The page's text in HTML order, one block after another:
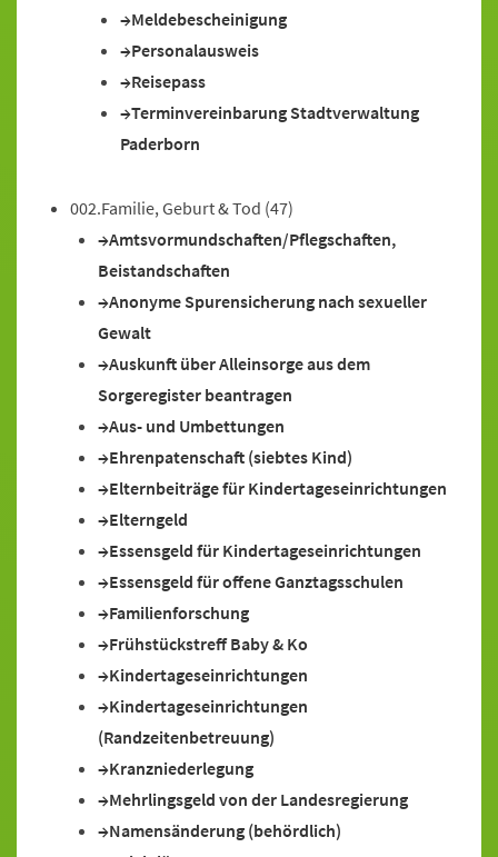
Meldebescheinigung
Personalausweis
Reisepass
Terminvereinbarung Stadtverwaltung
Paderborn
002.Familie, Geburt & Tod (47)
Amtsvormundschaften/Pflegschaften,
Beistandschaften
Anonyme Spurensicherung nach sexueller
Gewalt
Auskunft über Alleinsorge aus dem
Sorgeregister beantragen
Aus- und Umbettungen
Ehrenpatenschaft (siebtes Kind)
Elternbeiträge für Kindertageseinrichtungen
Elterngeld
Essensgeld für Kindertageseinrichtungen
Essensgeld für offene Ganztagsschulen
Familienforschung
Frühstückstreff Baby & Ko
Kindertageseinrichtungen
Kindertageseinrichtungen
(Randzeitenbetreuung)
Kranzniederlegung
Mehrlingsgeld von der Landesregierung
Namensänderung (behördlich)